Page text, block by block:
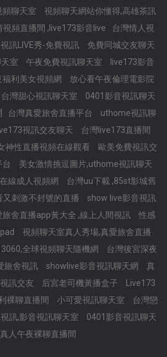
聊天室
視頻聊天網站你懂得,高雄茶訊
頻直播間 ,live173影音live
台灣情人視
視訊LIVE秀-免費視訊
免費同城交友聊天
室 午夜免費視訊聊天室
live173影音
福利美女視頻網
放心看午夜倫理電影院
台灣甜心視訊聊天室
0401影音視訊聊天
台灣真愛旅舍直播平台
uthome視訊聊
視訊交友聊天
台灣live173直播間
神性直播視頻在線觀看
歐美免費視訊交
美女激情挑逗圖片,uthome視訊聊天
線成人視頻網
台灣uu下載 ,85st影城舊
刺激不封號的直播
show live影音視訊
旅舍直播app黃大全 ,線上人間視訊
性感
視頻聊天室真人秀場,真愛旅舍直播
全球視頻聊天隨機網
台灣後宮深夜
旅舍視訊 showlive影音視訊聊天網
真
訊交友 后宮老司機黃播盒子
Live173
裸聊直播間 小可愛視訊聊天室
台灣戀
訊,影音視訊聊天室
0401影音視訊聊天
真人午夜裸聊直播間